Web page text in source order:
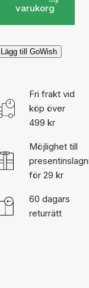
varukorg
Lägg till GoWish
Fri frakt vid
köp över
499 kr
Möjlighet till
för 29 kr
60 dagars
returrätt